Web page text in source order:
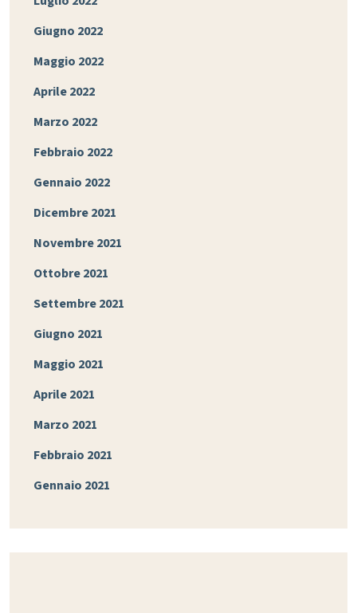
Giugno 2022
Maggio 2022
Aprile 2022
Marzo 2022
Febbraio 2022
Gennaio 2022
Dicembre 2021
Novembre 2021
Ottobre 2021
Settembre 2021
Giugno 2021
Maggio 2021
Aprile 2021
Marzo 2021
Febbraio 2021
Gennaio 2021